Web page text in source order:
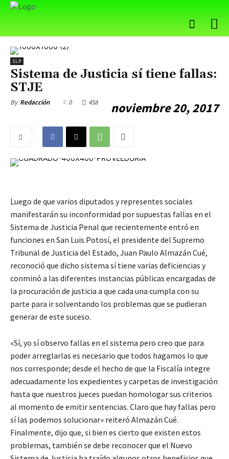
SLP
Sistema de Justicia sí tiene fallas:
STJE
By Redacción noviembre 20, 2017
0 458
Luego de que varios diputados y representes sociales
manifestarán su inconformidad por supuestas fallas en el
Sistema de Justicia Penal que recientemente entró en
funciones en San Luis Potosí, el presidente del Supremo
Tribunal de Justicia del Estado, Juan Paulo Almazán Cué,
reconoció que dicho sistema sí tiene varias deficiencias y
conminó a las diferentes instancias públicas encargadas de
la procuración de justicia a que cada una cumpla con su
parte para ir solventando los problemas que se pudieran
generar de este suceso.
«Sí, yo sí observo fallas en el sistema pero creo que para
poder arreglarlas es necesario que todos hagamos lo que
nos corresponde; desde el hecho de que la Fiscalía integre
adecuadamente los expedientes y carpetas de investigación
hasta que nuestros jueces puedan homologar sus criterios
al momento de emitir sentencias. Claro que hay fallas pero
sí las podemos solucionar» reiteró Almazán Cué.
Finalmente, dijo que, si bien es cierto que existen estos
problemas, también se debe reconocer que el Nuevo